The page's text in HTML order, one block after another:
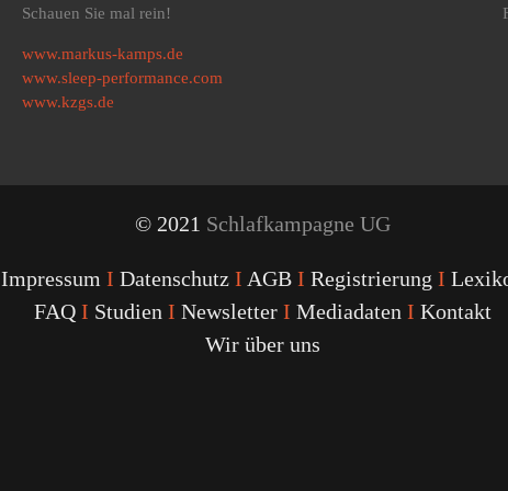
Schauen Sie mal rein!
www.markus-kamps.de
www.sleep-performance.com
www.kzgs.de
© 2021 Schlafkampagne UG
Impressum I Datenschutz I AGB I Registrierung I
FAQ I Studien I Newsletter I Mediadaten I Kontakt
Wir über uns